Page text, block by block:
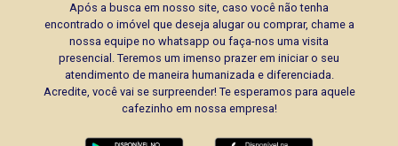
Após a busca em nosso site, caso você não tenha
encontrado o imóvel que deseja alugar ou comprar, chame a
nossa equipe no whatsapp ou faça-nos uma visita
presencial. Teremos um imenso prazer em iniciar o seu
atendimento de maneira humanizada e diferenciada.
Acredite, você vai se surpreender! Te esperamos para aquele
cafezinho em nossa empresa!